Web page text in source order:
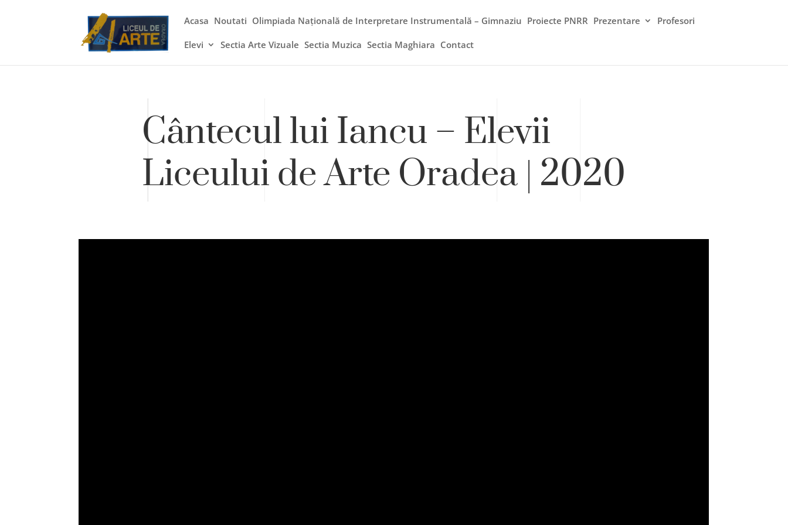
Acasa Noutati Olimpiada Națională de Interpretare Instrumentală – Gimnaziu Proiecte PNRR Prezentare Profesori
Elevi Sectia Arte Vizuale Sectia Muzica Sectia Maghiara Contact
Cântecul lui Iancu – Elevii
Liceului de Arte Oradea | 2020